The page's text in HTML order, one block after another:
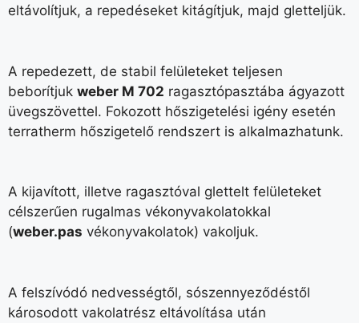
eltávolítjuk, a repedéseket kitágítjuk, majd gletteljük.
A repedezett, de stabil felületeket teljesen
beborítjuk weber M 702 ragasztópasztába ágyazott
üvegszövettel. Fokozott hőszigetelési igény esetén
terratherm hőszigetelő rendszert is alkalmazhatunk.
A kijavított, illetve ragasztóval glettelt felületeket
célszerűen rugalmas vékonyvakolatokkal
(weber.pas vékonyvakolatok) vakoljuk.
A felszívódó nedvességtől, sószennyeződéstől
károsodott vakolatrész eltávolítása után